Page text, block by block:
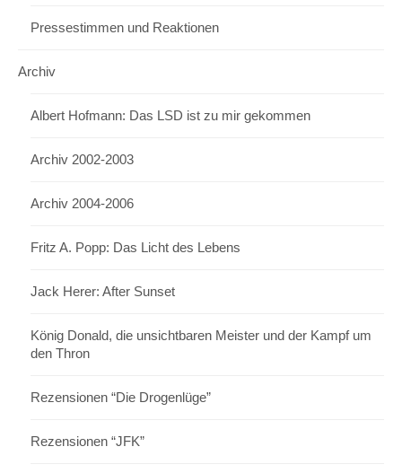
Pressestimmen und Reaktionen
Archiv
Albert Hofmann: Das LSD ist zu mir gekommen
Archiv 2002-2003
Archiv 2004-2006
Fritz A. Popp: Das Licht des Lebens
Jack Herer: After Sunset
König Donald, die unsichtbaren Meister und der Kampf um
den Thron
Rezensionen “Die Drogenlüge”
Rezensionen “JFK”